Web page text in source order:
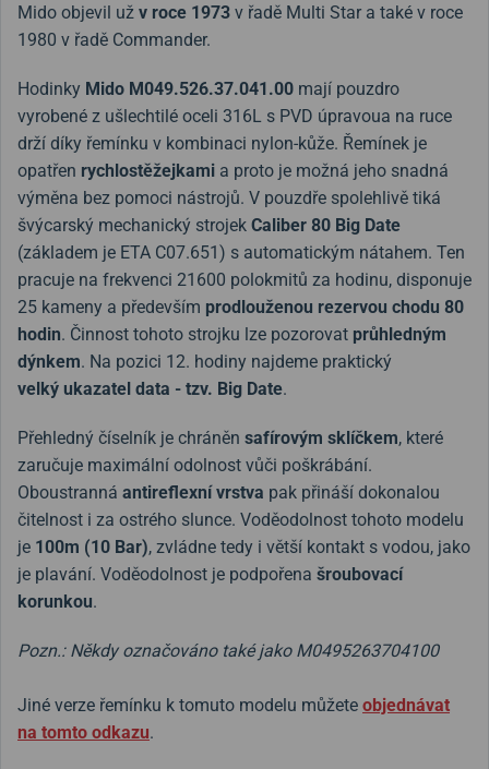
Mido objevil už v roce 1973 v řadě Multi Star a také v roce
1980 v řadě Commander.
Hodinky Mido M049.526.37.041.00 mají pouzdro
vyrobené z ušlechtilé oceli 316L s PVD úpravoua na ruce
drží díky řemínku v kombinaci nylon-kůže. Řemínek je
opatřen rychlostěžejkami a proto je možná jeho snadná
výměna bez pomoci nástrojů. V pouzdře spolehlivě tiká
švýcarský mechanický strojek Caliber 80 Big Date
(základem je ETA C07.651) s automatickým nátahem. Ten
pracuje na frekvenci 21600 polokmitů za hodinu, disponuje
25 kameny a především prodlouženou rezervou chodu 80
hodin. Činnost tohoto strojku lze pozorovat průhledným
dýnkem. Na pozici 12. hodiny najdeme praktický
velký ukazatel data - tzv. Big Date.
Přehledný číselník je chráněn safírovým sklíčkem, které
zaručuje maximální odolnost vůči poškrábání.
Oboustranná antireflexní vrstva pak přináší dokonalou
čitelnost i za ostrého slunce. Voděodolnost tohoto modelu
je 100m (10 Bar), zvládne tedy i větší kontakt s vodou, jako
je plavání. Voděodolnost je podpořena šroubovací
korunkou.
Pozn.: Někdy označováno také jako M0495263704100
Jiné verze řemínku k tomuto modelu můžete objednávat
na tomto odkazu.